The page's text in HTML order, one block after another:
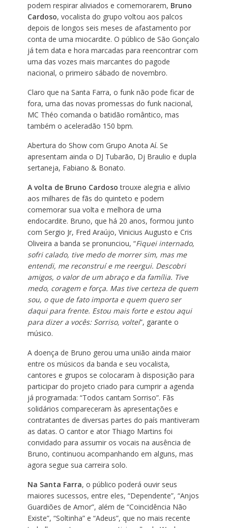
podem respirar aliviados e comemorarem, Bruno
Cardoso, vocalista do grupo voltou aos palcos
depois de longos seis meses de afastamento por
conta de uma miocardite. O público de São Gonçalo
já tem data e hora marcadas para reencontrar com
uma das vozes mais marcantes do pagode
nacional, o primeiro sábado de novembro.
Claro que na Santa Farra, o funk não pode ficar de
fora, uma das novas promessas do funk nacional,
MC Théo comanda o batidão romântico, mas
também o aceleradão 150 bpm.
Abertura do Show com Grupo Anota Aí. Se
apresentam ainda o DJ Tubarão, Dj Braulio e dupla
sertaneja, Fabiano & Bonato.
A volta de Bruno Cardoso trouxe alegria e alívio
aos milhares de fãs do quinteto e podem
comemorar sua volta e melhora de uma
endocardite. Bruno, que há 20 anos, formou junto
com Sergio Jr, Fred Araújo, Vinicius Augusto e Cris
Oliveira a banda se pronunciou, “Fiquei internado,
sofri calado, tive medo de morrer sim, mas me
entendi, me reconstruí e me reergui. Descobri
amigos, o valor de um abraço e da família. Tive
medo, coragem e força. Mas tive certeza de quem
sou, o que de fato importa e quem quero ser
daqui para frente. Estou mais forte e estou aqui
para dizer a vocês: Sorriso, voltei”, garante o
músico.
A doença de Bruno gerou uma união ainda maior
entre os músicos da banda e seu vocalista,
cantores e grupos se colocaram à disposição para
participar do projeto criado para cumprir a agenda
já programada: “Todos cantam Sorriso”. Fãs
solidários compareceram às apresentações e
contratantes de diversas partes do país mantiveram
as datas. O cantor e ator Thiago Martins foi
convidado para assumir os vocais na ausência de
Bruno, continuou acompanhando em alguns, mas
agora segue sua carreira solo.
Na Santa Farra, o público poderá ouvir seus
maiores sucessos, entre eles, “Dependente”, “Anjos
Guardiões de Amor”, além de “Coincidência Não
Existe”, “Soltinha” e “Adeus”, que no mais recente